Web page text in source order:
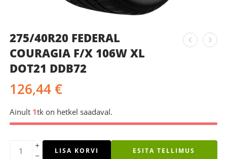
275/40R20 FEDERAL
COURAGIA F/X 106W XL
DOT21 DDB72
126,44€
Ainult 1tk on hetkel saadaval.
LISA KORVI ESITA TELLIMUS